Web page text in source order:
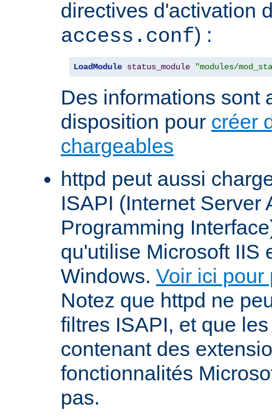
directives d'activation
access.conf) :
LoadModule status_module "modules/
Des informations sont
disposition pour créer
chargeables
httpd peut aussi
ISAPI (Internet Server
Programming
qu'utilise Microsoft IIS
Windows. Voir ici pour
Notez que httpd ne
filtres ISAPI, et que
contenant des
fonctionnalités
pas.